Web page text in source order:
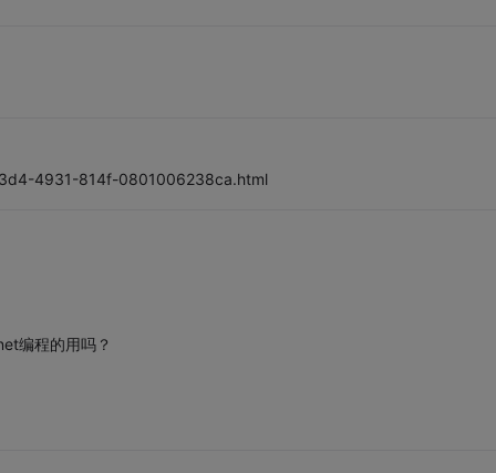
4931-814f-0801006238ca.html
编程的用吗？